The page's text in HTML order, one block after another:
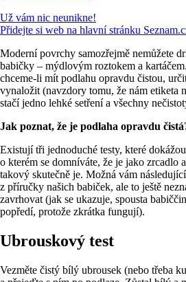
Už vám nic neunikne!
Přidejte si web na hlavní stránku
Moderní povrchy samozřejmě nemůžete
babičky – mýdlovým roztokem a
chceme-li mít podlahu opravdu čistou,
vynaložit (navzdory tomu, že nám etiketa
stačí jedno lehké setření a všechny
Jak poznat, že je podlaha opravdu
Existují tři jednoduché testy, které
o kterém se domníváte, že je jako zrcadlo
takový skutečně je. Možná vám
z příručky našich babiček, ale to ještě
zavrhovat (jak se ukazuje, spousta
popředí, protože zkrátka fungují).
Ubrouskový test
Vezměte čistý bílý ubrousek (nebo třeba